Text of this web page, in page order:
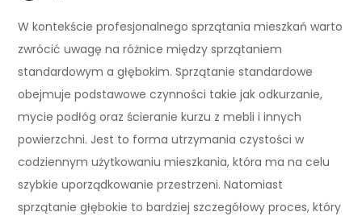
W kontekście profesjonalnego sprzątania mieszkań warto
zwrócić uwagę na różnice między sprzątaniem
standardowym a głębokim. Sprzątanie standardowe
obejmuje podstawowe czynności takie jak odkurzanie,
mycie podłóg oraz ścieranie kurzu z mebli i innych
powierzchni. Jest to forma utrzymania czystości w
codziennym użytkowaniu mieszkania, która ma na celu
szybkie uporządkowanie przestrzeni. Natomiast
sprzątanie głębokie to bardziej szczegółowy proces, który